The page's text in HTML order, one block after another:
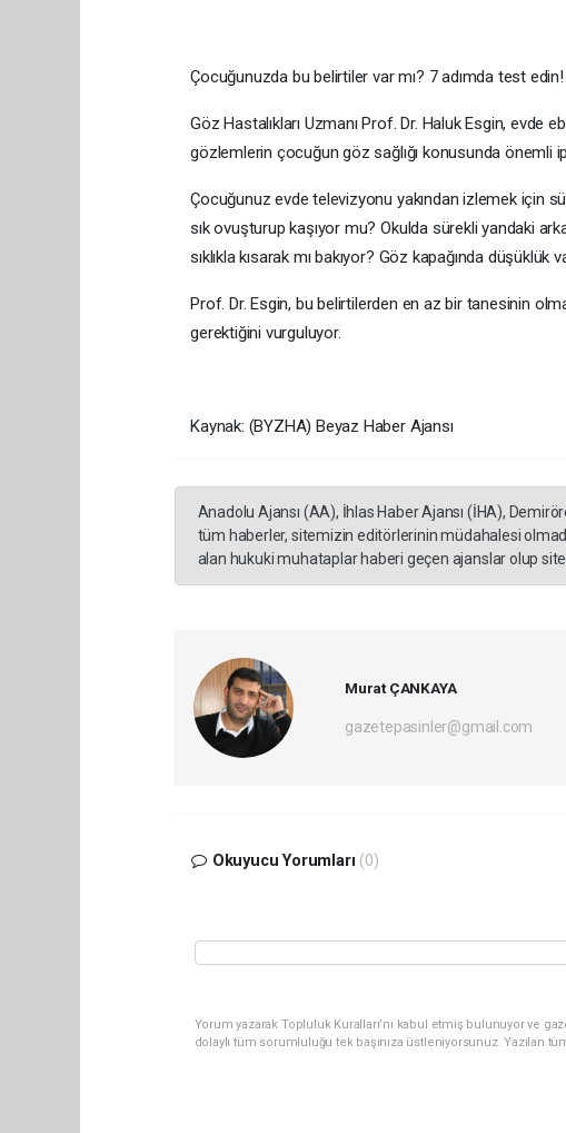
Çocuğunuzda bu belirtiler var mı? 7 adımda test edin!
Göz Hastalıkları Uzmanı Prof. Dr. Haluk Esgin, evde
gözlemlerin çocuğun göz sağlığı konusunda önemli
Çocuğunuz evde televizyonu yakından izlemek için
sık ovuşturup kaşıyor mu? Okulda sürekli yandaki
sıklıkla kısarak mı bakıyor? Göz kapağında düşüklük
Prof. Dr. Esgin, bu belirtilerden en az bir tanesinin
gerektiğini vurguluyor.
Kaynak: (BYZHA) Beyaz Haber Ajansı
Anadolu Ajansı (AA), İhlas Haber Ajansı (İHA),
tüm haberler, sitemizin editörlerinin müdahalesi
alan hukuki muhataplar haberi geçen ajanslar olup
Murat ÇANKAYA
gazetepasinler@gmail.com
Okuyucu Yorumları (0)
Yorum yazarak Topluluk Kuralları’nı kabul etmiş bulunuyor ve
dolaylı tüm sorumluluğu tek başınıza üstleniyorsunuz.